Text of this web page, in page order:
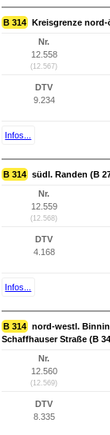
B 314 Kreisgrenze
Nr.
12.558
(12.567)
DTV
9.234
Infos...
B 314 südl. Randen (B
Nr.
12.559
(12.568)
DTV
4.168
Infos...
B 314 nord-westl.
Schaffhauser Straße (B
Nr.
12.560
(12.569)
DTV
8.335